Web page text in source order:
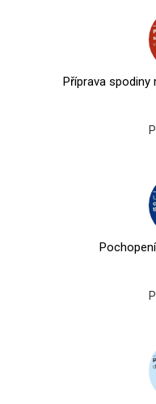
Příprava spodiny